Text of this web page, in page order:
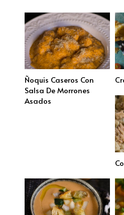
Ñoquis Caseros Con
Salsa De Morrones
Asados